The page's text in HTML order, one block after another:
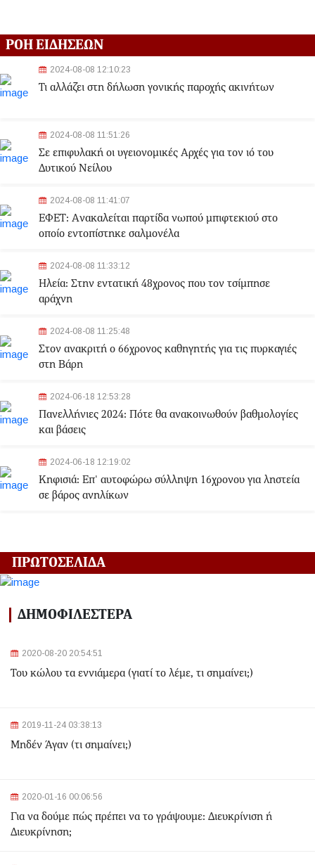
ΡΟΗ ΕΙΔΗΣΕΩΝ
2024-08-08 12:10:23
Τι αλλάζει στη δήλωση γονικής παροχής ακινήτων
2024-08-08 11:51:26
Σε επιφυλακή οι υγειονομικές Αρχές για τον ιό του
Δυτικού Νείλου
2024-08-08 11:41:07
ΕΦΕΤ: Aνακαλείται παρτίδα νωπού μπιφτεκιού στο
οποίο εντοπίστηκε σαλμονέλα
2024-08-08 11:33:12
Ηλεία: Στην εντατική 48χρονος που τον τσίμπησε
αράχνη
2024-08-08 11:25:48
Στον ανακριτή ο 66χρονος καθηγητής για τις πυρκαγιές
στη Βάρη
2024-06-18 12:53:28
Πανελλήνιες 2024: Πότε θα ανακοινωθούν βαθμολογίες
και βάσεις
2024-06-18 12:19:02
Κηφισιά: Eπ' αυτοφώρω σύλληψη 16χρονου για ληστεία
σε βάρος ανηλίκων
Αλλαγές στα δρομολόγια του Μετρό και του Τραμ λόγω
2024-03-22 11:07:47
Ομόνοια: Ριφιφί σε κοσμηματοπωλείο - Άρπαξαν
2024-03-22 10:52:10
Σεισμός 4,7 Ρίχτερ ανοιχτά της Κέρκυρας
σκουπίδια
ΠΡΩΤΟΣΕΛΙΔΑ
ΔΗΜΟΦΙΛΕΣΤΕΡΑ
2020-08-20 20:54:51
Του κώλου τα εννιάμερα (γιατί το λέμε, τι σημαίνει;)
2019-11-24 03:38:13
Μηδέν Άγαν (τι σημαίνει;)
2020-01-16 00:06:56
Για να δούμε πώς πρέπει να το γράψουμε: Διευκρίνιση ή
Διευκρίνηση;